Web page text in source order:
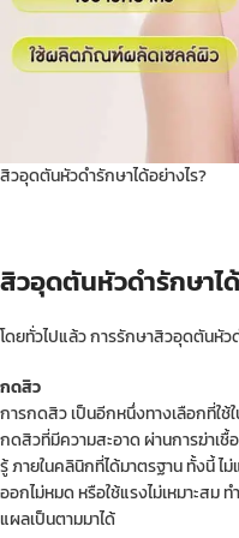
สิวอุดตันหัวดำรักษาได้อย่างไร?
สิวอุดตันหัวดำรักษาไ
โดยทั่วไปแล้ว การรักษาสิวอุดตันหัว
กดสิว
การกดสิว เป็นอีกหนึ่งทางเลือกที่ใช้
กดสิวที่มีความสะอาด ผ่านการฆ่าเ
รู้ ภายในคลินิกที่ได้มาตรฐาน ทั้งนี้ ไ
ออกไม่หมด หรือใช้แรงไม่เหมาะสม
แผลเป็นตามมาได้